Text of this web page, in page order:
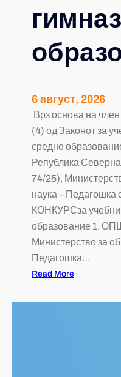
6 август, 2026
Врз основа на
(4) од Законот за
средно
Република
74/25),
наука – Педагошка
КОНКУРСза
образование 1.
Министерство за
Педагошка…
Read More